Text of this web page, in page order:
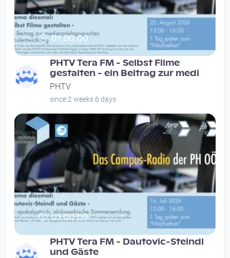
01:00:00
PHTV Tera FM - Selbst Filme
gestalten - ein Beitrag zur medi
PHTV
since 2 weeks 6 days
01:00:00
PHTV Tera FM - Dautovic-Steindl
und Gäste